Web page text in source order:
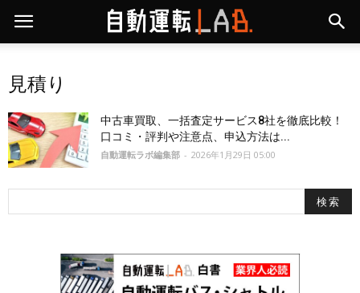
見積り
中古車買取、一括査定サービス8社を徹底比較！
口コミ・評判や注意点、申込方法は...
自動運転ラボ編集部 - 2026年1月29日 05:00